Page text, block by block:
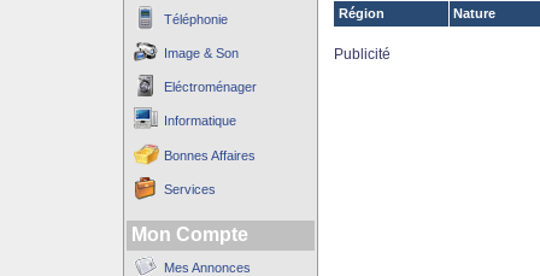
Téléphonie
Image & Son
Eléctroménager
Informatique
Bonnes Affaires
Services
Mon Compte
Mes Annonces
Région
Nature
Publicité